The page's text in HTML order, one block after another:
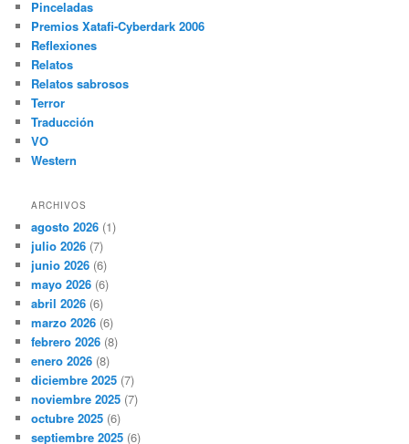
Pinceladas
Premios Xatafi-Cyberdark 2006
Reflexiones
Relatos
Relatos sabrosos
Terror
Traducción
VO
Western
ARCHIVOS
agosto 2026 (1)
julio 2026 (7)
junio 2026 (6)
mayo 2026 (6)
abril 2026 (6)
marzo 2026 (6)
febrero 2026 (8)
enero 2026 (8)
diciembre 2025 (7)
noviembre 2025 (7)
octubre 2025 (6)
septiembre 2025 (6)